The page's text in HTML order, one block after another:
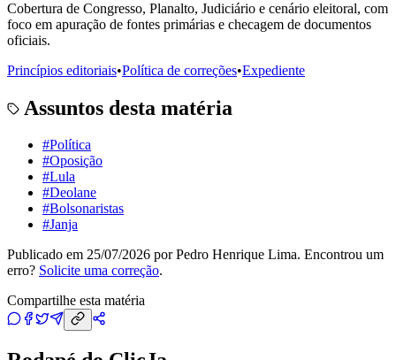
Cobertura de Congresso, Planalto, Judiciário e cenário eleitoral, com
foco em apuração de fontes primárias e checagem de documentos
oficiais.
Princípios editoriais•Política de correções•Expediente
Assuntos desta matéria
#Política
#Oposição
#Lula
#Deolane
#Bolsonaristas
#Janja
Publicado em 25/07/2026 por Pedro Henrique Lima. Encontrou um
erro? Solicite uma correção.
Compartilhe esta matéria